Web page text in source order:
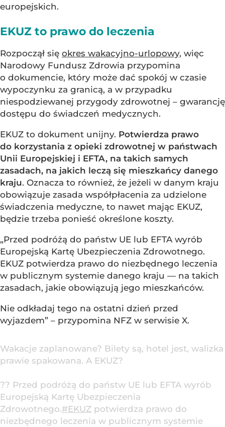
europejskich.
EKUZ to prawo do leczenia
Rozpoczął się okres wakacyjno-urlopowy, więc
Narodowy Fundusz Zdrowia przypomina
o dokumencie, który może dać spokój w czasie
wypoczynku za granicą, a w przypadku
niespodziewanej przygody zdrowotnej – gwarancję
dostępu do świadczeń medycznych.
EKUZ to dokument unijny. Potwierdza prawo
do korzystania z opieki zdrowotnej w państwach
Unii Europejskiej i EFTA, na takich samych
zasadach, na jakich leczą się mieszkańcy danego
kraju. Oznacza to również, że jeżeli w danym kraju
obowiązuje zasada współpłacenia za udzielone
świadczenia medyczne, to nawet mając EKUZ,
będzie trzeba ponieść określone koszty.
„Przed podróżą do państw UE lub EFTA wyrób
Europejską Kartę Ubezpieczenia Zdrowotnego.
EKUZ potwierdza prawo do niezbędnego leczenia
w publicznym systemie danego kraju — na takich
zasadach, jakie obowiązują jego mieszkańców.
Nie odkładaj tego na ostatni dzień przed
wyjazdem” – przypomina NFZ w serwisie X.
Wakacje zaplanowane? Bilety są, hotel jest, walizka
prawie spakowana. A EKUZ?
?? Przed podróżą do państw UE lub EFTA wyrób
Europejską Kartę Ubezpieczenia
Zdrowotnego.#EKUZ potwierdza prawo do
niezbędnego leczenia w publicznym systemie